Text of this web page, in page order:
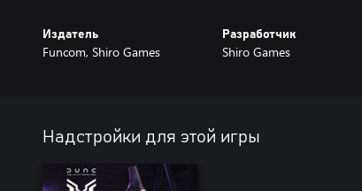
Сочетайте боевые действия, уловки, политическое влияние
заполучить господство над самой важной планетой во
планы ваших противников, а голосование за
Издатель
Funcom, Shiro Games
Разработчик
Shiro Games
Надстройки для этой игры